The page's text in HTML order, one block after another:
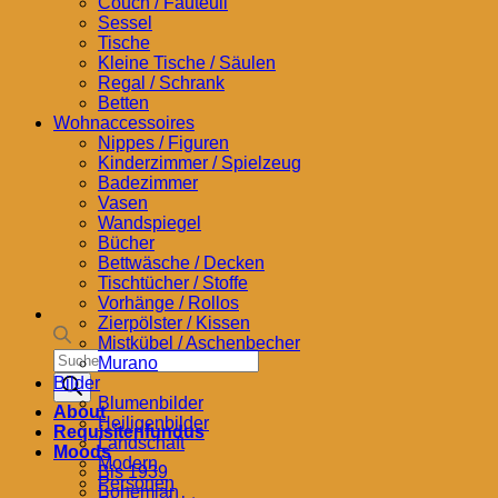
Products
search
About
Requisitenfundus
Moods
Bis 1939
Bohemian
Sessel
Tische
Kleine Tische / Säulen
Regal / Schrank
Betten
Wohnaccessoires
Nippes / Figuren
Kinderzimmer / Spielzeug
Badezimmer
Vasen
Wandspiegel
Bücher
Bettwäsche / Decken
Tischtücher / Stoffe
Vorhänge / Rollos
Zierpölster / Kissen
Mistkübel / Aschenbecher
Murano
Bilder
Blumenbilder
Heiligenbilder
Landschaft
Modern
Personen